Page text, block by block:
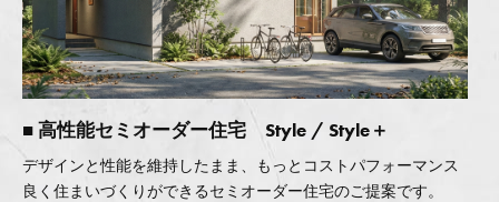
■ 高性能セミオーダー住宅 Style / Style＋
デザインと性能を維持したまま、もっとコストパフォーマンス
良く住まいづくりができるセミオーダー住宅のご提案です。